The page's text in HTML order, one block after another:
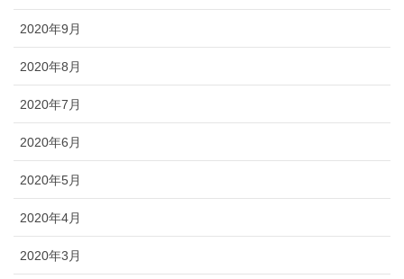
2020年9月
2020年8月
2020年7月
2020年6月
2020年5月
2020年4月
2020年3月